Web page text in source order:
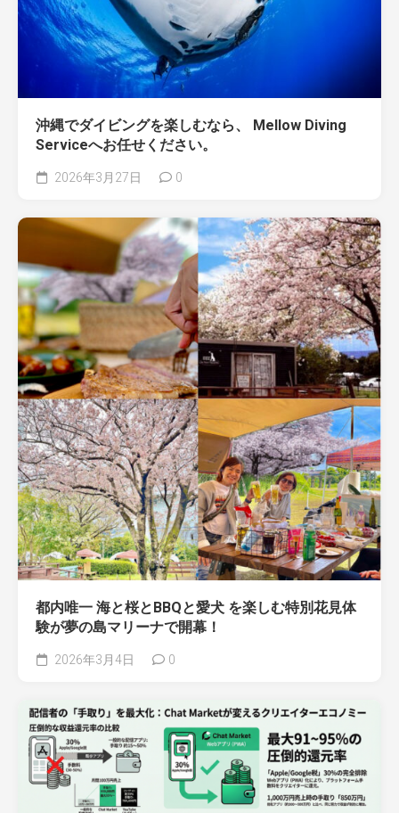
沖縄でダイビングを楽しむなら、 Mellow Diving
Serviceへお任せください。
2026年3月27日 0
都内唯一 海と桜とBBQと愛犬 を楽しむ特別花見体
験が夢の島マリーナで開幕！
2026年3月4日 0